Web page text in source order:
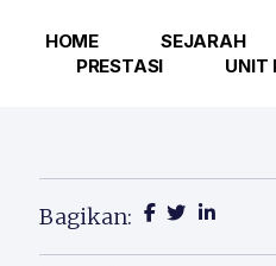
HOME
SEJARAH
PRESTASI
UNIT
Bagikan: